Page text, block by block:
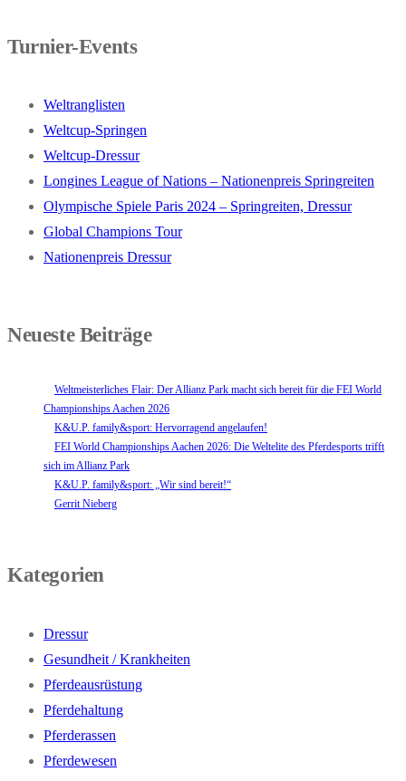
Turnier-Events
Weltranglisten
Weltcup-Springen
Weltcup-Dressur
Longines League of Nations – Nationenpreis Springreiten
Olympische Spiele Paris 2024 – Springreiten, Dressur
Global Champions Tour
Nationenpreis Dressur
Neueste Beiträge
Weltmeisterliches Flair: Der Allianz Park macht sich bereit für die FEI World
Championships Aachen 2026
K&U.P. family&sport: Hervorragend angelaufen!
FEI World Championships Aachen 2026: Die Weltelite des Pferdesports trifft
sich im Allianz Park
K&U.P. family&sport: „Wir sind bereit!“
Gerrit Nieberg
Kategorien
Dressur
Gesundheit / Krankheiten
Pferdeausrüstung
Pferdehaltung
Pferderassen
Pferdewesen